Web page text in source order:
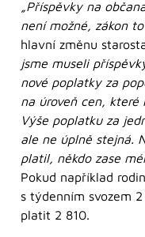
„Příspěvky na
není možné, zákon
hlavní změnu
jsme museli
nové poplatky za
na úroveň cen,
Výše poplatku za
ale ne úplně stejná.
platil, někdo zase
Pokud například
s týdenním svozem
platit 2 810.